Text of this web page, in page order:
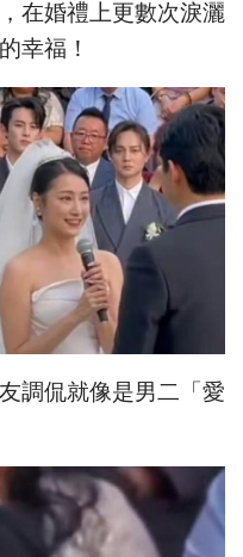
在婚禮上更數次淚灑
幸福！
調侃就像是男二「愛